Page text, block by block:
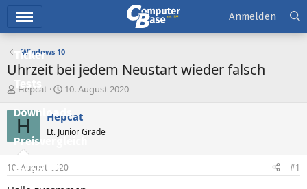
Ticker
Tests
Downloads
Preisvergleich
Forum
Anmelden
Windows 10
Uhrzeit bei jedem Neustart wieder falsch
E
s
t
e
e
Hepcat
E
s
e
l
t
10. August 2020
H Hepcat
Lt. Junior Grade
10. August 2020 #1